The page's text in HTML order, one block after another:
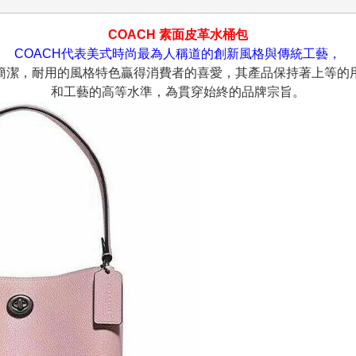
COACH 素面皮革水桶包
COACH代表美式時尚最為人稱道的創新風格與傳統工藝，
潔，耐用的風格特色贏得消費者的喜愛，其產品保持著上等的
和工藝的高等水準，為貫穿始終的品牌宗旨。